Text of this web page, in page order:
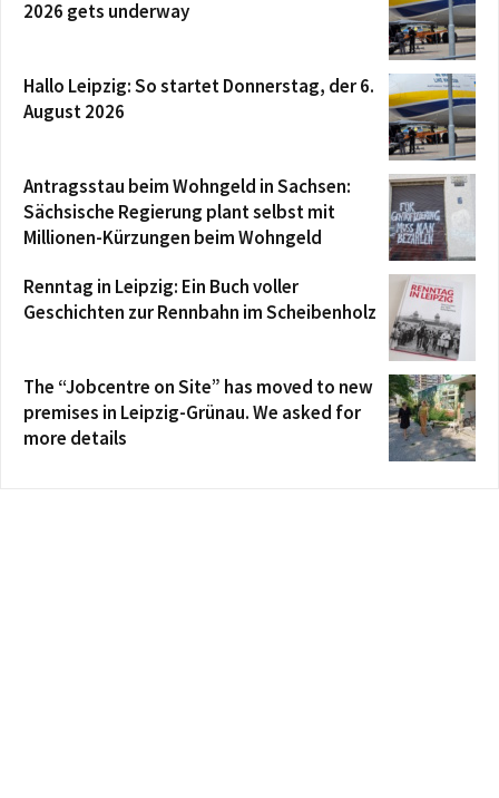
2026 gets underway
Hallo Leipzig: So startet Donnerstag, der 6.
August 2026
Antragsstau beim Wohngeld in Sachsen:
Sächsische Regierung plant selbst mit
Millionen-Kürzungen beim Wohngeld
Renntag in Leipzig: Ein Buch voller
Geschichten zur Rennbahn im Scheibenholz
The “Jobcentre on Site” has moved to new
premises in Leipzig-Grünau. We asked for
more details